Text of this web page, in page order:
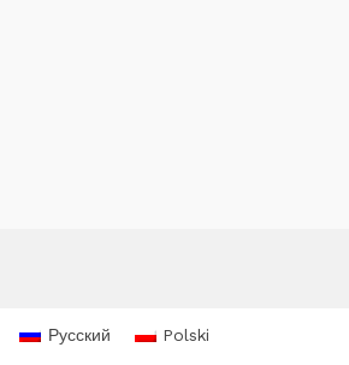
Русский Polski